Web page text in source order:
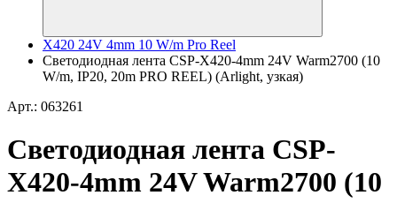
X420 24V 4mm 10 W/m Pro Reel
Светодиодная лента CSP-X420-4mm 24V Warm2700 (10
W/m, IP20, 20m PRO REEL) (Arlight, узкая)
Арт.: 063261
Светодиодная лента CSP-
X420-4mm 24V Warm2700 (10